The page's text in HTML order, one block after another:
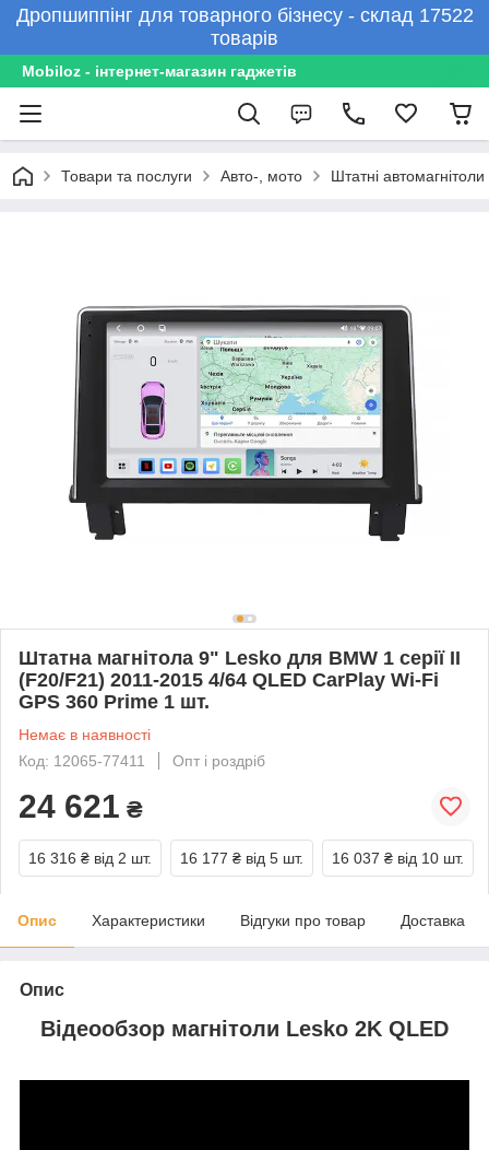
Дропшиппінг для товарного бізнесу - склад 17522
товарів
Mobiloz - інтернет-магазин гаджетів
Товари та послуги Авто-, мото Штатні автомагнітоли
Штатна магнітола 9" Lesko для BMW 1 серії II
(F20/F21) 2011-2015 4/64 QLED CarPlay Wi-Fi
GPS 360 Prime 1 шт.
Немає в наявності
Код: 12065-77411
Опт і роздріб
24 621 ₴
16 316 ₴ від 2 шт. 16 177 ₴ від 5 шт. 16 037 ₴ від 10 шт.
Опис Характеристики Відгуки про товар Доставка
Опис
Відеообзор магнітоли Lesko 2K QLED